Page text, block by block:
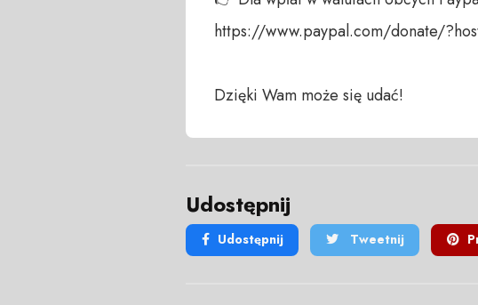
https://www.paypal.com/donate/
Dzięki Wam może się udać!
Udostępnij
Udostępnij Tweetnij